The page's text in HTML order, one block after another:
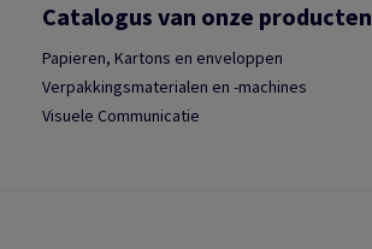
Catalogus van onze producten
Papieren, Kartons en enveloppen
Verpakkingsmaterialen en -machines
Visuele Communicatie